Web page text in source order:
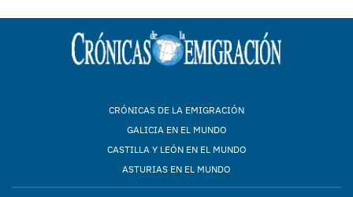
CRÓNICAS DE LA EMIGRACIÓN
GALICIA EN EL MUNDO
CASTILLA Y LEÓN EN EL MUNDO
ASTURIAS EN EL MUNDO